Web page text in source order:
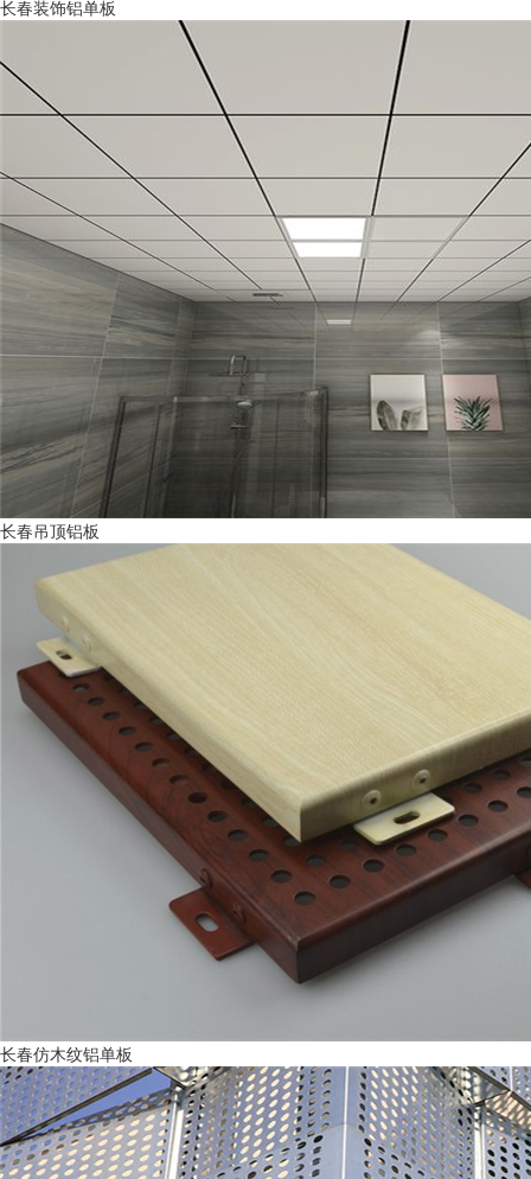
长春装饰铝单板
长春吊顶铝板
长春仿木纹铝单板